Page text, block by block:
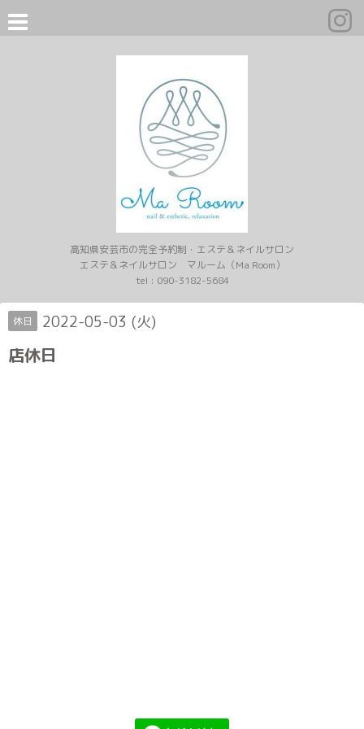
高知県安芸市の完全予約制・エステ＆ネイルサロン
エステ＆ネイルサロン マルーム（Ma Room）
tel : 090-3182-5684
休日 2022-05-03 (火)
店休日